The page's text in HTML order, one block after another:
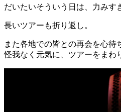
だいたいそういう日は、力み
長いツアーも折り返し。
また各地での皆との再会を心待
怪我なく元気に、ツアーをまわ